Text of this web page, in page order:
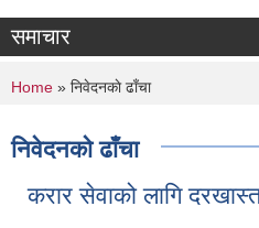
समाचार
You are here
Home » निवेदनकाे ढाँचा
निवेदनकाे ढाँचा
करार सेवाको लागि